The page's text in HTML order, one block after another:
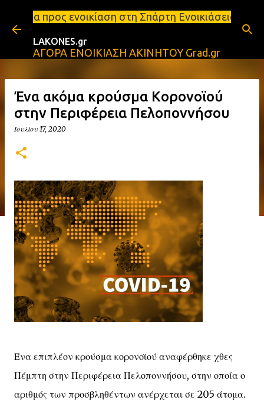
Μετάβαση στο κύριο περιεχόμενο
στη Σπάρτη Ενοικιάσεις διαμερισμάτων
LAKONES.gr
ΑΓΟΡΑ ΕΝΟΙΚΙΑΣΗ ΑΚΙΝΗΤΟΥ Grad.gr
Ένα ακόμα κρούσμα Kορονοϊού
στην Περιφέρεια Πελοποννήσου
Ιουλίου 17, 2020
Ένα επιπλέον κρούσμα κορονοϊού αναφέρθηκε χθες
Πέμπτη στην Περιφέρεια Πελοποννήσου, στην οποία ο
αριθμός των προσβληθέντων ανέρχεται σε 205 άτομα.